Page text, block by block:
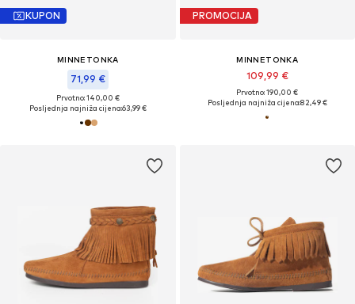
KUPON
MINNETONKA
71,99 €
Prvotno: 140,00 €
Posljednja najniža cijena:63,99 €
PROMOCIJA
MINNETONKA
109,99 €
Prvotno: 190,00 €
Posljednja najniža cijena:82,49 €